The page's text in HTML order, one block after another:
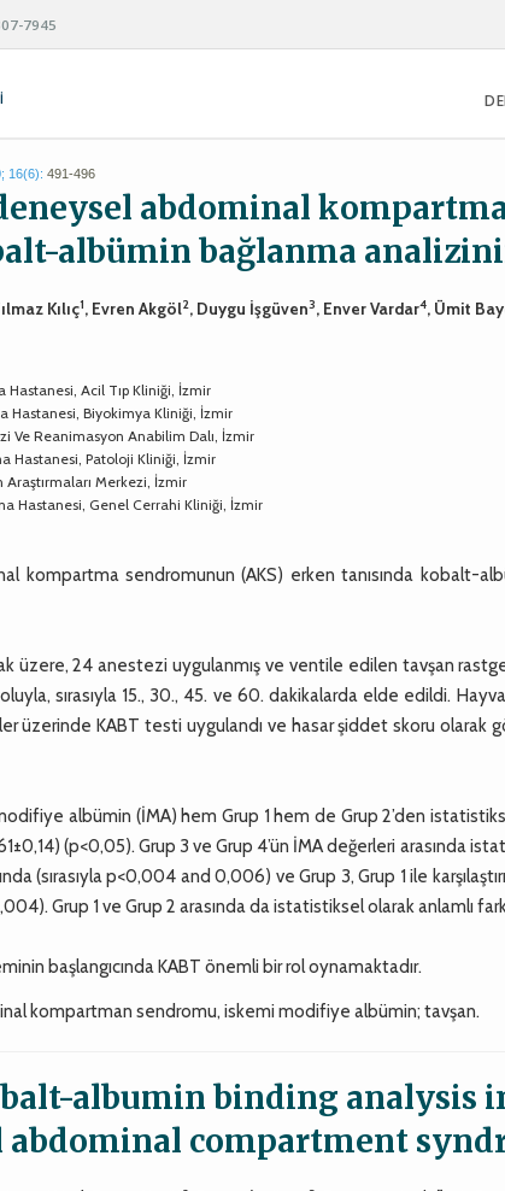
7945
16(6): 491-496
abdominal
albümin bağlanma
Kılıç1, Evren Akgöl2, Duygu İşgüven3, Enver Vardar4, Ümit
Hastanesi, Acil Tıp Kliniği, İzmir
Hastanesi, Biyokimya Kliniği, İzmir
Ve Reanimasyon Anabilim Dalı, İzmir
Hastanesi, Patoloji Kliniği, İzmir
Merkezi, İzmir
Hastanesi, Genel Cerrahi Kliniği, İzmir
kompartma sendromunun (AKS) erken tanısında kobalt-
üzere, 24 anestezi uygulanmış ve ventile edilen tavşan
sırasıyla 15., 30., 45. ve 60. dakikalarda elde edildi.
üzerinde KABT testi uygulandı ve hasar şiddet skoru olarak
albümin (İMA) hem Grup 1 hem de Grup 2’den
(p<0,05). Grup 3 ve Grup 4’ün İMA değerleri arasında
(sırasıyla p<0,004 and 0,006) ve Grup 3, Grup 1 ile
Grup 1 ve Grup 2 arasında da istatistiksel olarak anlamlı
başlangıcında KABT önemli bir rol oynamaktadır.
kompartman sendromu, iskemi modifiye albümin; tavşan.
albumin binding analysis
compartment